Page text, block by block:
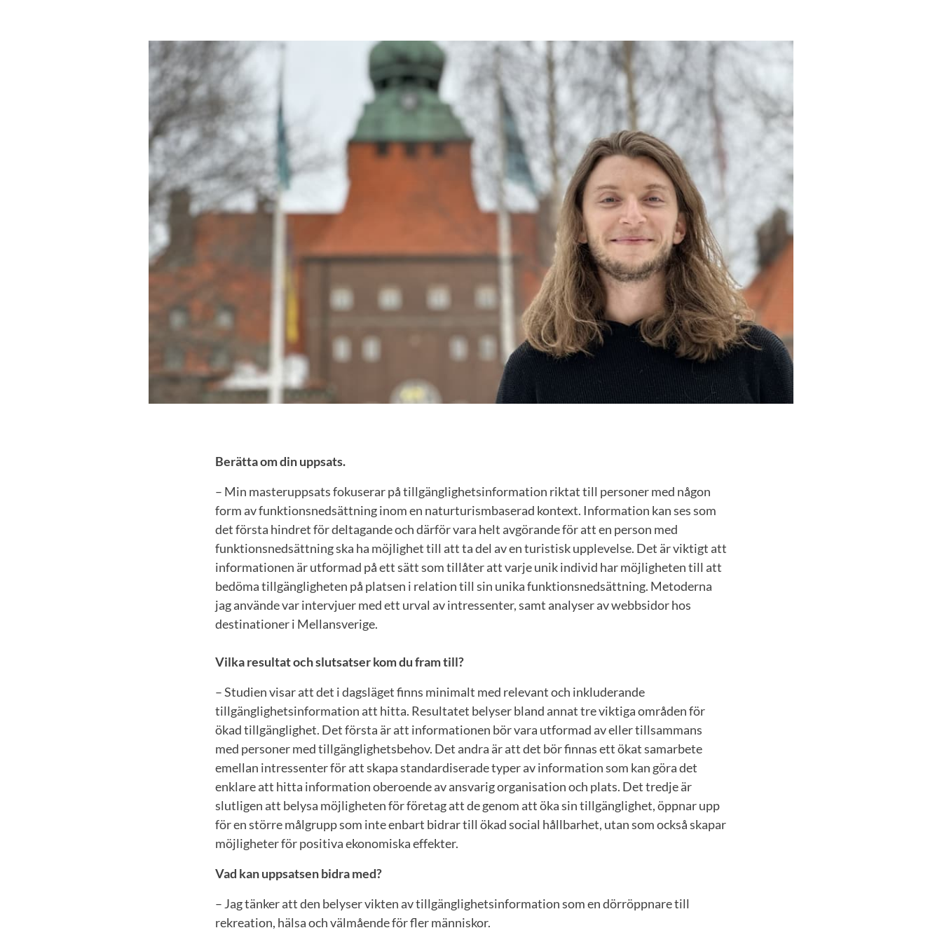
Berätta om din uppsats.
– Min masteruppsats fokuserar på tillgänglighetsinformation riktat till personer med någon
form av funktionsnedsättning inom en naturturismbaserad kontext. Information kan ses som
det första hindret för deltagande och därför vara helt avgörande för att en person med
funktionsnedsättning ska ha möjlighet till att ta del av en turistisk upplevelse. Det är viktigt att
informationen är utformad på ett sätt som tillåter att varje unik individ har möjligheten till att
bedöma tillgängligheten på platsen i relation till sin unika funktionsnedsättning. Metoderna
jag använde var intervjuer med ett urval av intressenter, samt analyser av webbsidor hos
destinationer i Mellansverige.
Vilka resultat och slutsatser kom du fram till?
– Studien visar att det i dagsläget finns minimalt med relevant och inkluderande
tillgänglighetsinformation att hitta. Resultatet belyser bland annat tre viktiga områden för
ökad tillgänglighet. Det första är att informationen bör vara utformad av eller tillsammans
med personer med tillgänglighetsbehov. Det andra är att det bör finnas ett ökat samarbete
emellan intressenter för att skapa standardiserade typer av information som kan göra det
enklare att hitta information oberoende av ansvarig organisation och plats. Det tredje är
slutligen att belysa möjligheten för företag att de genom att öka sin tillgänglighet, öppnar upp
för en större målgrupp som inte enbart bidrar till ökad social hållbarhet, utan som också skapar
möjligheter för positiva ekonomiska effekter.
Vad kan uppsatsen bidra med?
– Jag tänker att den belyser vikten av tillgänglighetsinformation som en dörröppnare till
rekreation, hälsa och välmående för fler människor.